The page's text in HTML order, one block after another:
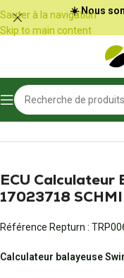
Panneau de gestion des
Sauter à la navigation
Skip to main content
☀️ Nous
Accueil
ECU Calculateur
17023718
Référence Repturn :
Calculateur balayeuse